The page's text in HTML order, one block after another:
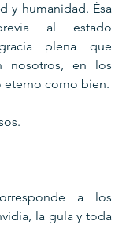
y humanidad. Ésa
al estado
plena que
nosotros, en los
eterno como bien.
a los
la gula y toda